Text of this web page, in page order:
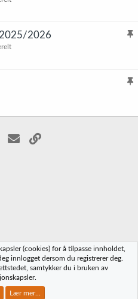
tK
t
2026
K
s
WhatsApp
E-post
2023 XenForo Ltd.
(cookies) for å tilpasse innholdet,
innlogget dersom du registrerer deg.
samtykker du i bruken av
Lær mer...